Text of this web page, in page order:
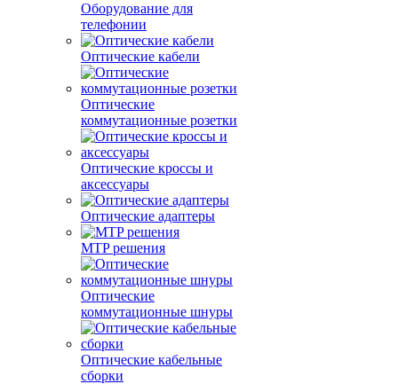
Оборудование для
телефонии
Оптические кабели
Оптические
коммутационные розетки
Оптические кроссы и
аксессуары
Оптические адаптеры
MTP решения
Оптические
коммутационные шнуры
Оптические кабельные
сборки